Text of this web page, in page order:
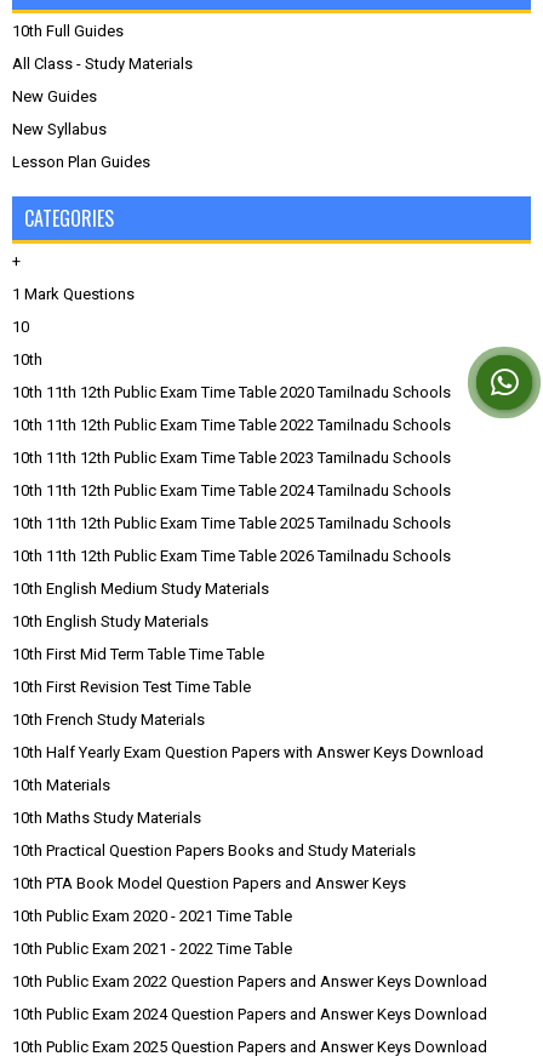
10th Full Guides
All Class - Study Materials
New Guides
New Syllabus
Lesson Plan Guides
CATEGORIES
+
1 Mark Questions
10
10th
10th 11th 12th Public Exam Time Table 2020 Tamilnadu Schools
10th 11th 12th Public Exam Time Table 2022 Tamilnadu Schools
10th 11th 12th Public Exam Time Table 2023 Tamilnadu Schools
10th 11th 12th Public Exam Time Table 2024 Tamilnadu Schools
10th 11th 12th Public Exam Time Table 2025 Tamilnadu Schools
10th 11th 12th Public Exam Time Table 2026 Tamilnadu Schools
10th English Medium Study Materials
10th English Study Materials
10th First Mid Term Table Time Table
10th First Revision Test Time Table
10th French Study Materials
10th Half Yearly Exam Question Papers with Answer Keys Download
10th Materials
10th Maths Study Materials
10th Practical Question Papers Books and Study Materials
10th PTA Book Model Question Papers and Answer Keys
10th Public Exam 2020 - 2021 Time Table
10th Public Exam 2021 - 2022 Time Table
10th Public Exam 2022 Question Papers and Answer Keys Download
10th Public Exam 2024 Question Papers and Answer Keys Download
10th Public Exam 2025 Question Papers and Answer Keys Download